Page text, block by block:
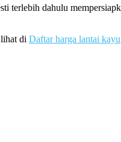
terlebih dahulu
di Daftar harga lantai kayu